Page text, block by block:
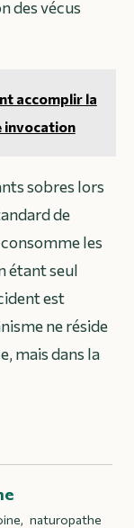
des vécus
accomplir la
invocation
sobres lors
de
les
étant seul
est
ne réside
mais dans la
naturopathe